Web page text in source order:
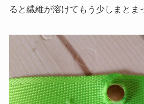
ると繊維が溶けてもう少しまとま